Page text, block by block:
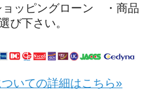
ッピングローン ・商品
び下さい。
いての詳細はこちら»